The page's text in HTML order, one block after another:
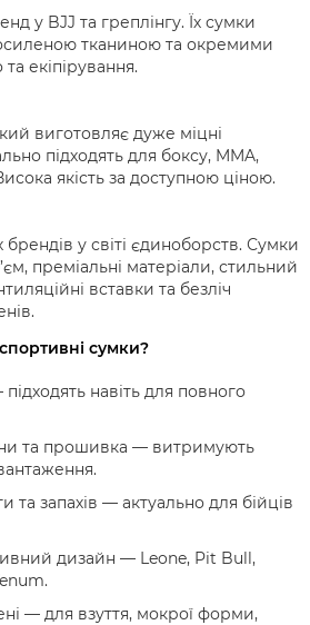
у BJJ та греплінгу. Їх сумки
тканиною та окремими
екіпірування.
виготовляє дуже міцні
підходять для боксу, MMA,
якість за доступною ціною.
у світі єдиноборств. Сумки
преміальні матеріали, стильний
вставки та безліч
сумки?
навіть для повного
та прошивка — витримують
та запахів — актуально для бійців
дизайн — Leone, Pit Bull,
— для взуття, мокрої форми,